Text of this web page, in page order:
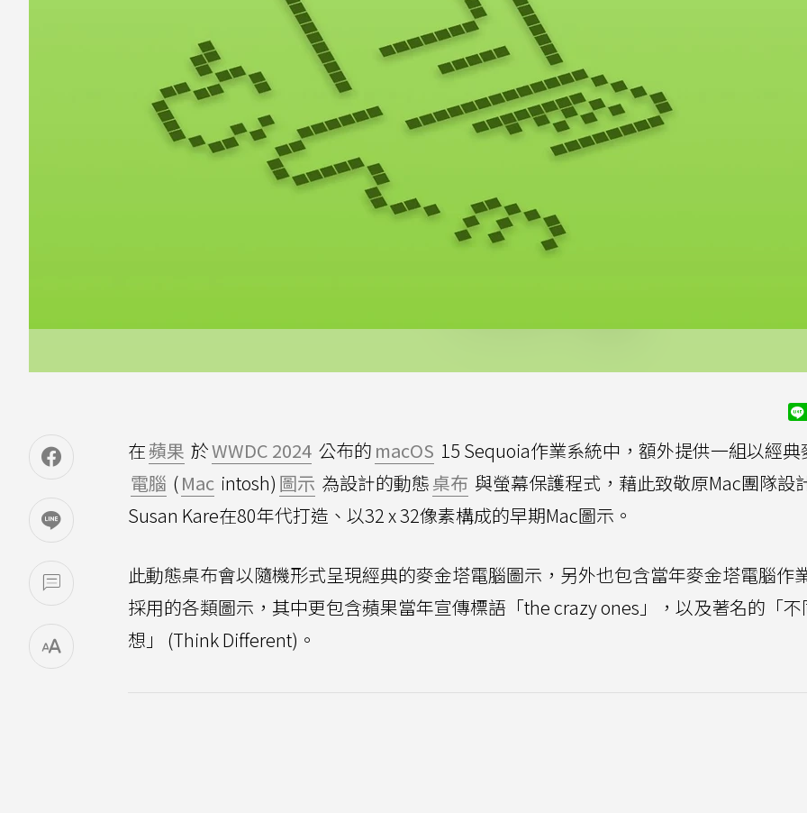
在蘋果 於WWDC 2024 公布的 macOS 15 Sequoia作業系統中，額外提供一組以經典
電腦 (Mac intosh) 圖示 為設計的動態桌布 與螢幕保護程式，藉此致敬原Mac團隊設
Susan Kare在80年代打造、以32 x 32像素構成的早期Mac圖示。
此動態桌布會以隨機形式呈現經典的麥金塔電腦圖示，另外也包含當年麥金塔電腦作
採用的各類圖示，其中更包含蘋果當年宣傳標語「the crazy ones」，以及著名的「不
想」 (Think Different)。